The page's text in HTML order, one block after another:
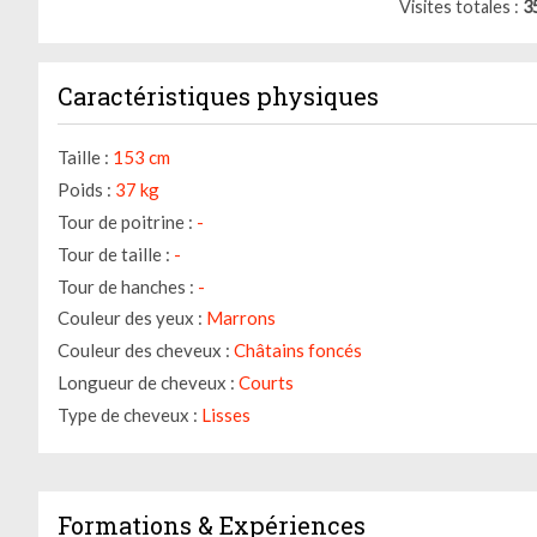
Visites totales
Caractéristiques physiques
Taille : 153 cm
Poids : 37 kg
Tour de poitrine : -
Tour de taille : -
Tour de hanches : -
Couleur des yeux : Marrons
Couleur des cheveux : Châtains foncés
Longueur de cheveux : Courts
Type de cheveux : Lisses
Formations & Expériences